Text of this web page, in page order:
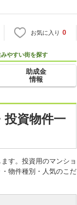
お気に入り 0
みやすい街を探す
助成金
情報
投資物件一
す。投資用のマンショ
物件種別・人気のこだ